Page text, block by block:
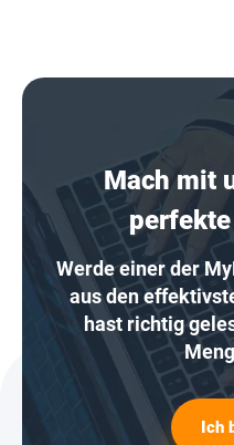
Mach mit
Werde einer der
aus den
hast richtig
Ich